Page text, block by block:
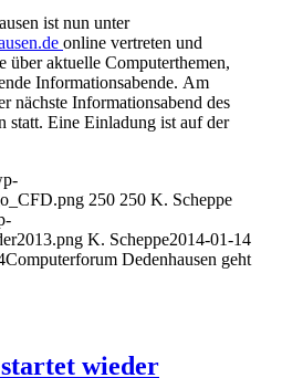
ist nun unter
online vertreten und
über aktuelle Computerthemen,
Informationsabende. Am
nächste Informationsabend des
statt. Eine Einladung ist auf der
250 250 K. Scheppe
K. Scheppe2014-01-14
Computerforum Dedenhausen geht
wieder